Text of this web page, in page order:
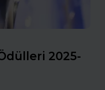
2025-